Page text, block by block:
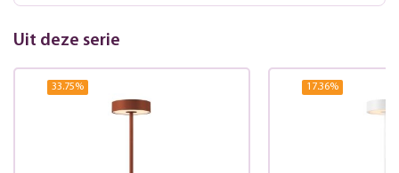
Uit deze serie
33.75% 17.36%